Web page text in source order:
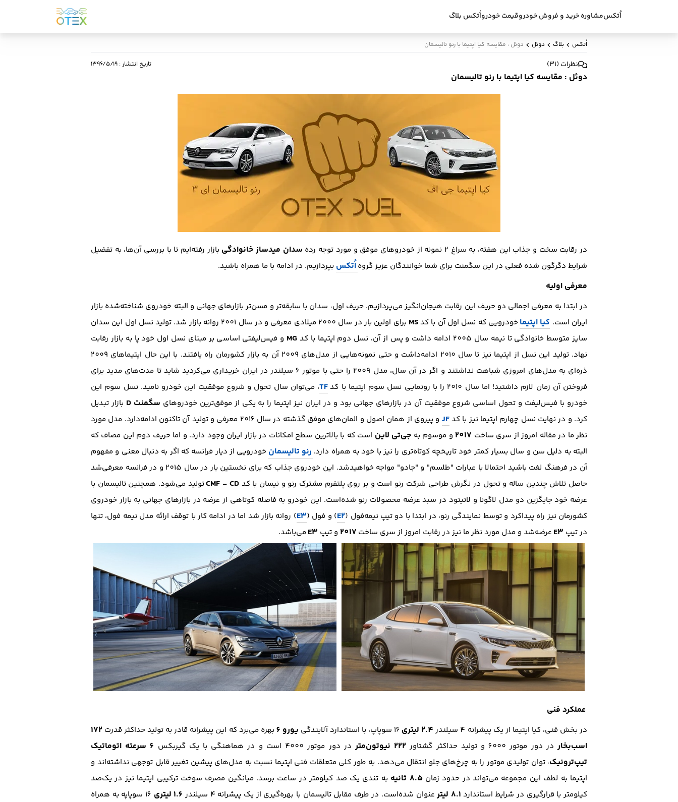
اُتکسمشاوره خرید و فروش خودروقیمت خودرواُتکس بلاگ
اُتکس بلاگ دوئل دوئل : مقایسه کیا اپتیما با رنو تالیسمان
نظرات (
31
) تاریخ انتشار: ۱۳۹۶/۵/۱۹
دوئل : مقایسه کیا اپتیما با رنو تالیسمان
در رقابت سخت و جذاب این هفته، به سراغ 2 نمونه از خودرو‌های موفق و مورد توجه رده سدان میدساز خانوادگی بازار رفته‌ایم تا با بررسی آن‌ها، به تفضیل
شرایط دگرگون شده فعلی در این سگمنت برای شما خوانندگان عزیز گروهاُتکس بپردازیم. در ادامه با ما همراه باشید.
معرفی اولیه
در ابتدا به معرفی اجمالی دو حریف این رقابت هیجان‌انگیز می‌پردازیم. حریف اول، سدان با سابقه‌تر و مسن‌تر بازارهای جهانی و البته خودروی شناخته‌شده بازار
ایران‌ است. کیا اپتیماخودرویی که نسل اول آن با کدMS
برای اولین بار در سال 2000 میلادی معرفی و در سال 2001 روانه بازار شد. تولید نسل اول این سدان
سایز متوسط خانوادگی تا نیمه سال 2005 ادامه داشت و پس از آن، نسل دوم اپتیما با کد
MG و فیس‌لیفتی اساسی بر مبنای نسل اول خود پا به بازار رقابت
نهاد. تولید این نسل از اپتیما نیز تا سال 2010 ادامه‌داشت و حتی نمونه‌هایی از مدل‌های 2009 آن به بازار کشورمان راه یافتند. با این حال اپتیما‌های 2009
ذره‌ای به مدل‌های امروزی شباهت نداشتند و اگر در آن‌ سال، مدل 2009 را حتی با موتور 6 سیلندر در ایران خریداری می‌کردید شاید تا مدت‌های مدید برای
فروختن آن زمان لازم داشتید! اما سال 2010 را با رونمایی نسل سوم اپتیما با کد
TF، می‌توان سال تحول و شروع موفقیت این خودرو نامید. نسل سوم این
خودرو با فیس‌لیفت و تحول اساسی شروع موفقیت آن در بازار‌های جهانی بود و در ایران نیز اپتیما را به یکی از موفق‌ترین خودرو‌های سگمنت D
بازار تبدیل
کرد. و در نهایت نسل چهارم اپتیما نیز با کدJF
و پیروی از همان اصول و المان‌های موفق گذشته در سال 2016 معرفی و تولید آن تاکنون ادامه‌دارد. مدل مورد
نظر ما در مقاله امروز از سری ساخت 2017و موسوم به جی‌تی لاین است که با بالاترین سطح امکانات در بازار ایران وجود دارد. و اما حریف دوم این مصاف که
البته به دلیل سن و سال بسیار کمتر خود تاریخچه کوتاه‌تری را نیز با خود به همراه دارد. رنو تالیسمان خودرویی از دیار فرانسه که اگر به دنبال معنی و مفهوم
آن در فرهنگ لغت باشید احتمالا با عبارات "طلسم" و "جادو" مواجه خواهید‌شد. این خودروی جذاب که برای نخستین بار در سال 2015 و در فرانسه معرفی‌شد
حاصل تلاش چندین ساله و تحول در نگرش طراحی شرکت رنو است و بر روی پلتفرم مشترک رنو و نیسان با کدCMF - CDتولید می‌شود. همچنین تالیسمان با
عرضه خود جایگزین دو مدل لاگونا و لاتیتود در سبد عرضه محصولات رنو شده‌است. این خودرو به فاصله کوتاهی از عرضه در بازار‌های جهانی به بازار خودروی
کشورمان نیز راه پیدا‌کرد و توسط نمایندگی رنو، در ابتدا با دو تیپ نیمه‌فول (E2) و فول (E3) روانه بازار شد اما در ادامه کار با توقف ارائه مدل نیمه فول، تنها
در تیپ E3 عرضه‌شد و مدل مورد نظر ما نیز در رقابت امروز از سری ساخت و تیپ E3 می‌باشد.
عملکرد فنی
در بخش فنی، کیا اپتیما از یک پیشرانه 4 سیلندر 2.4 لیتری 16 سوپاپ، با استاندارد آلایندگی یورو 6 بهره می‌برد که این پیشرانه قادر به تولید حداکثر قدرت 172
اسب‌بخاردر دور موتور 6000 و تولید حداکثر گشتاور 222 نیوتون‌متر در دور موتور 4000 است و در هماهنگی با یک گیربکس
6 سرعته اتوماتیک
تیپ‌ترونیک، توان تولیدی موتور را به چرخ‌های جلو انتقال می‌دهد. به طور کلی متعلقات فنی اپتیما نسبت به مدل‌های پیشین تغییر قابل توجهی نداشته‌اند و
اپتیما به لطف این مجموعه می‌تواند در حدود زمان8.5 ثانیه
به تندی یک صد کیلومتر در ساعت برسد. میانگین مصرف سوخت ترکیبی اپتیما نیز در یک‌صد
کیلومتر با قرارگیری در شرایط استاندارد
عنوان شده‌است. در طرف مقابل تالیسمان با بهره‌گیری از یک پیشرانه 4 سیلندر 1.6 لیتری
16 سوپاپه به همراه